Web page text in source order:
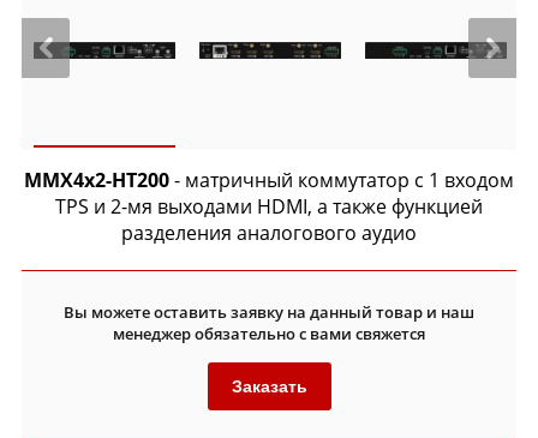
MMX4x2-HT200- матричный коммутатор с 1 входом
TPS и 2-мя выходами HDMI, а также функцией
разделения аналогового аудио
Вы можете оставить заявку на данный товар и наш
менеджер обязательно с вами свяжется
Заказать